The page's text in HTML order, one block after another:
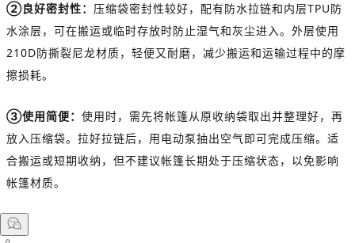
②良好密封性： 压缩袋密封性较好，配有防水拉链和内层TPU防
水涂层，可在搬运或临时存放时防止湿气和灰尘进入。外层使用
210D防撕裂尼龙材质，轻便又耐磨，减少搬运和运输过程中的摩
擦损耗。
③使用简便： 使用时，需先将帐篷从原收纳袋取出并整理好，再
放入压缩袋。拉好拉链后，用电动泵抽出空气即可完成压缩。适
合搬运或短期收纳，但不建议帐篷长期处于压缩状态，以免影响
帐篷材质。